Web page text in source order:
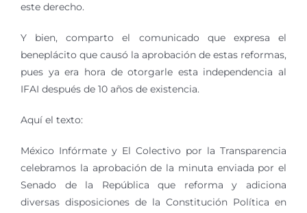
este derecho.
Y bien, comparto el comunicado que expresa el
beneplácito que causó la aprobación de estas reformas,
pues ya era hora de otorgarle esta independencia al
IFAI después de 10 años de existencia.
Aquí el texto:
México Infórmate y El Colectivo por la Transparencia
celebramos la aprobación de la minuta enviada por el
Senado de la República que reforma y adiciona
diversas disposiciones de la Constitución Política en